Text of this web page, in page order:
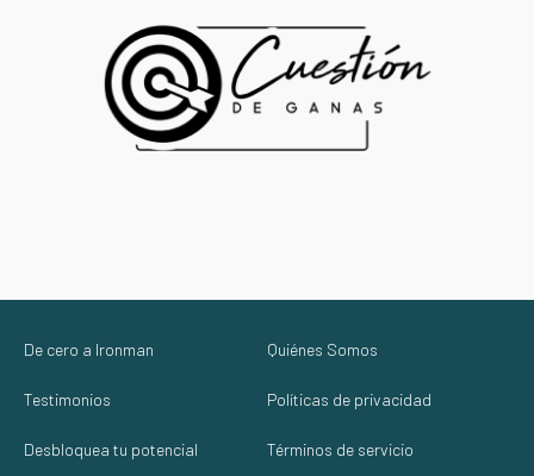
De cero a Ironman
Testimonios
Desbloquea tu potencial
Quiénes Somos
Políticas de privacidad
Términos de servicio